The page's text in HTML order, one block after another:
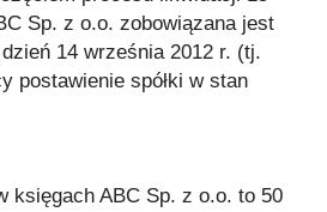
Sp. z o.o. zobowiązana jest
14 września 2012 r. (tj.
postawienie spółki w stan
księgach ABC Sp. z o.o. to 50